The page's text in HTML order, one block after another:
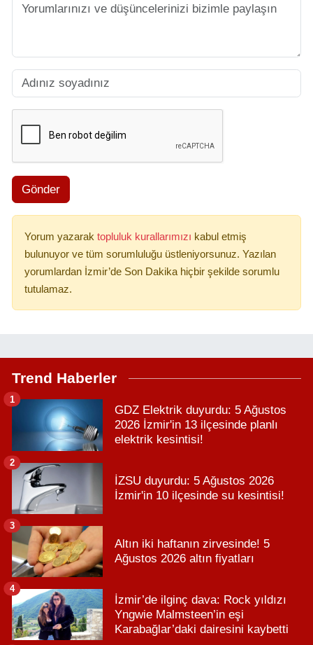
Gönder
Yorum yazarak topluluk kurallarımızı kabul etmiş
bulunuyor ve tüm sorumluluğu üstleniyorsunuz. Yazılan
yorumlardan İzmir’de Son Dakika hiçbir şekilde sorumlu
tutulamaz.
Trend Haberler
GDZ Elektrik duyurdu: 5 Ağustos
2026 İzmir'in 13 ilçesinde planlı
elektrik kesintisi!
1
İZSU duyurdu: 5 Ağustos 2026
İzmir'in 10 ilçesinde su kesintisi!
2
Altın iki haftanın zirvesinde! 5
Ağustos 2026 altın fiyatları
3
İzmir’de ilginç dava: Rock yıldızı
Yngwie Malmsteen’in eşi
Karabağlar’daki dairesini kaybetti
4